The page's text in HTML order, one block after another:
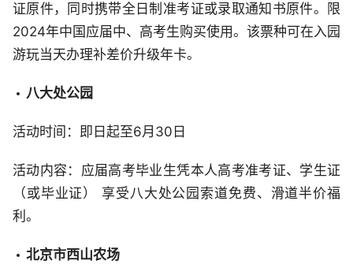
证原件，同时携带全日制准考证或录取通知书原件。限
2024年中国应届中、高考生购买使用。该票种可在入园
游玩当天办理补差价升级年卡。
八大处公园
活动时间：即日起至6月30日
活动内容：应届高考毕业生凭本人高考准考证、学生证
（或毕业证） 享受八大处公园索道免费、滑道半价福
利。
北京市西山农场